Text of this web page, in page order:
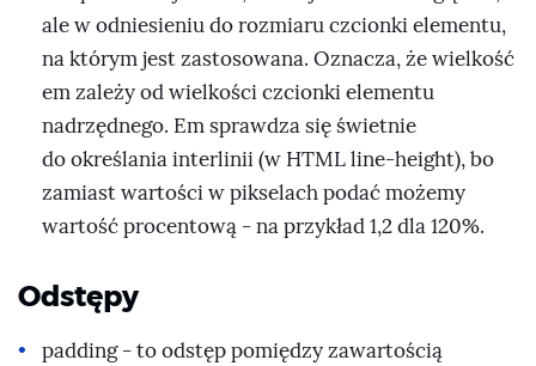
ale w odniesieniu do rozmiaru czcionki elementu,
na którym jest zastosowana. Oznacza, że wielkość
em zależy od wielkości czcionki elementu
nadrzędnego. Em sprawdza się świetnie
do określania interlinii (w HTML line-height), bo
zamiast wartości w pikselach podać możemy
wartość procentową - na przykład 1,2 dla 120%.
Odstępy
padding - to odstęp pomiędzy zawartością